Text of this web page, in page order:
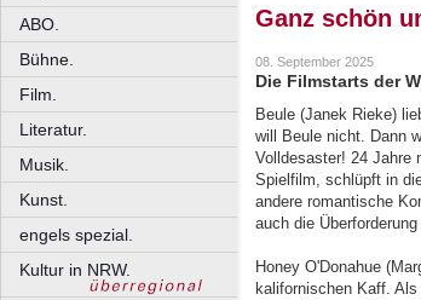
ABO.
Bühne.
Film.
Literatur.
Musik.
Kunst.
engels spezial.
Kultur in NRW.
Ganz schön
08. September 2025
Die Filmstarts der
Beule (Janek Rieke)
will Beule nicht. Dann
Volldesaster! 24 Jahre
Spielfilm, schlüpft in
andere romantische
auch die
Honey O'Donahue
kalifornischen Kaff.